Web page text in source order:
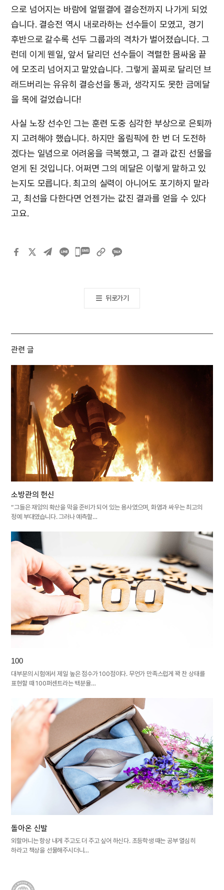
으로 넘어지는 바람에 얼떨결에 결승전까지 나가게 되었
습니다. 결승전 역시 내로라하는 선수들이 모였고, 경기
후반으로 갈수록 선두 그룹과의 격차가 벌어졌습니다. 그
런데 이게 웬일, 앞서 달리던 선수들이 격렬한 몸싸움 끝
에 모조리 넘어지고 말았습니다. 그렇게 꼴찌로 달리던 브
래드버리는 유유히 결승선을 통과, 생각지도 못한 금메달
을 목에 걸었습니다!
사실 노장 선수인 그는 훈련 도중 심각한 부상으로 은퇴까
지 고려해야 했습니다. 하지만 올림픽에 한 번 더 도전하
겠다는 일념으로 어려움을 극복했고, 그 결과 값진 선물을
얻게 된 것입니다. 어쩌면 그의 메달은 이렇게 말하고 있
는지도 모릅니다. 최고의 실력이 아니어도 포기하지 말라
고, 최선을 다한다면 언젠가는 값진 결과를 얻을 수 있다
고요.
카카오톡
뒤로가기
관련 글
소방관의 헌신
“그들은 재앙의 확산을 막을 준비가 되어 있는 용사였으며, 화염과 싸우는 최고의
정예 부대였습니다. 그러나 예측할…
100
대부분의 시험에서 제일 높은 점수가 100점이다. 무언가 만족스럽게 꽉 찬 상태를
표현할 때 100퍼센트라는 백분율…
돌아온 신발
외할머니는 항상 내게 주고도 더 주고 싶어 하신다. 초등학생 때는 공부 열심히
하라고 책상을 선물해주시더니…